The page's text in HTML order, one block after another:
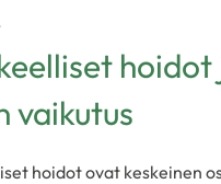
hoidot
vaikutus
hoidot ovat keskeinen